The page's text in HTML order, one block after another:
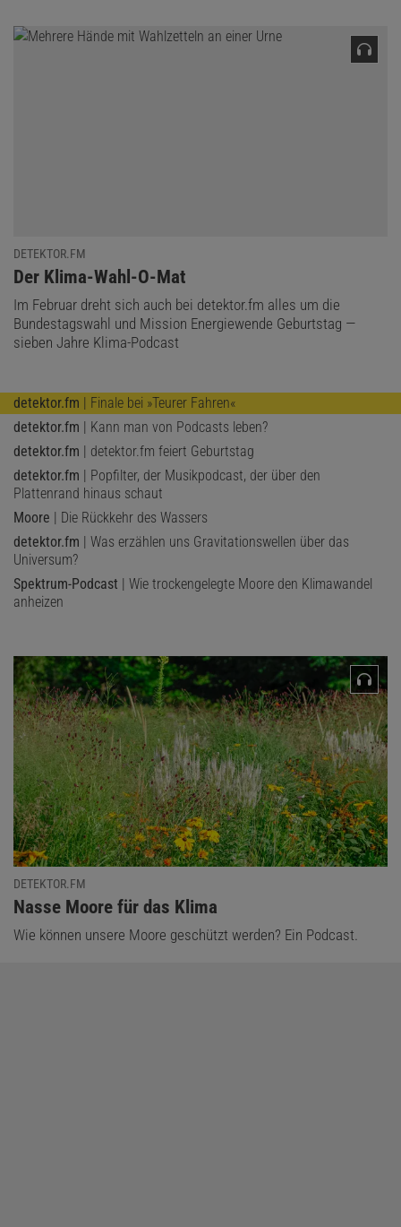
DETEKTOR.FM
:
Der Klima-Wahl-O-Mat
Im Februar dreht sich auch bei detektor.fm alles um die
Bundestagswahl und Mission Energiewende Geburtstag —
sieben Jahre Klima-Podcast
detektor.fm | Finale bei »Teurer Fahren«
detektor.fm | Kann man von Podcasts leben?
detektor.fm | detektor.fm feiert Geburtstag
detektor.fm | Popfilter, der Musikpodcast, der über den
Plattenrand hinaus schaut
Moore | Die Rückkehr des Wassers
detektor.fm | Was erzählen uns Gravitationswellen über das
Universum?
Spektrum-Podcast | Wie trockengelegte Moore den Klimawandel
anheizen
DETEKTOR.FM
:Nasse Moore für das Klima
Wie können unsere Moore geschützt werden? Ein Podcast.